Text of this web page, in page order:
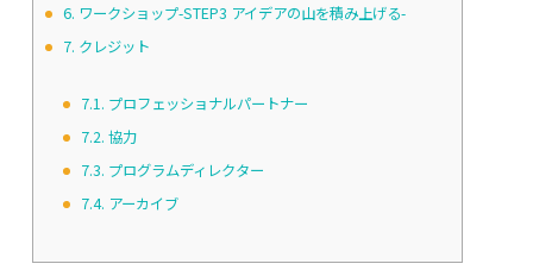
6. ワークショップ-STEP3 アイデアの山を積み上げる-
7. クレジット
7.1. プロフェッショナルパートナー
7.2. 協力
7.3. プログラムディレクター
7.4. アーカイブ